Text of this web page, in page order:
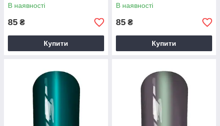
В наявності
85 ₴
Купити
В наявності
85 ₴
Купити